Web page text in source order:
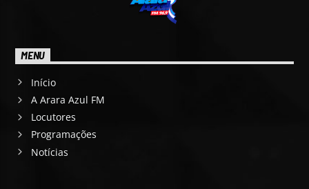
MENU
Início
A Arara Azul FM
Locutores
Programações
Notícias